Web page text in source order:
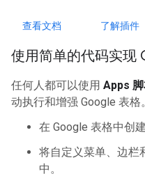
查看文档 了解插件
使用简单的代码实现
任何人都可以使用 Apps
动执行和增强 Google 表格。
在 Google 表格中创
将自定义菜单、边栏
中。